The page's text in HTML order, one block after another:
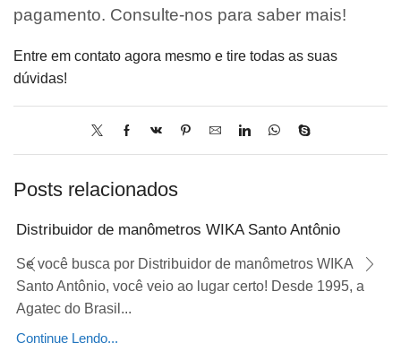
pagamento. Consulte-nos para saber mais!
Entre em contato agora mesmo e tire todas as suas
dúvidas!
Posts relacionados
Distribuidor de manômetros WIKA Santo Antônio
Se você busca por Distribuidor de manômetros WIKA
Santo Antônio, você veio ao lugar certo! Desde 1995, a
Agatec do Brasil...
Continue Lendo...